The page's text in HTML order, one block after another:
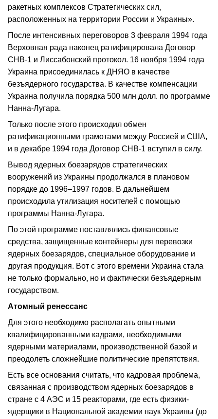
ракетных комплексов Стратегических сил,
расположенных на территории России и Украины».
После интенсивных переговоров 3 февраля 1994 года
Верховная рада наконец ратифицировала Договор
СНВ-1 и Лиссабонский протокол. 16 ноября 1994 года
Украина присоединилась к ДНЯО в качестве
безъядерного государства. В качестве компенсации
Украина получила порядка 500 млн долл. по программе
Нанна-Лугара.
Только после этого происходил обмен
ратификационными грамотами между Россией и США,
и в декабре 1994 года Договор СНВ-1 вступил в силу.
Вывод ядерных боезарядов стратегических
вооружений из Украины продолжался в плановом
порядке до 1996–1997 годов. В дальнейшем
происходила утилизация носителей с помощью
программы Нанна-Лугара.
По этой программе поставлялись финансовые
средства, защищенные контейнеры для перевозки
ядерных боезарядов, специальное оборудование и
другая продукция. Вот с этого времени Украина стала
не только формально, но и фактически безъядерным
государством.
Атомный ренессанс
Для этого необходимо располагать опытными
квалифицированными кадрами, необходимыми
ядерными материалами, производственной базой и
преодолеть сложнейшие политические препятствия.
Есть все основания считать, что кадровая проблема,
связанная с производством ядерных боезарядов в
стране с 4 АЭС и 15 реакторами, где есть физики-
ядерщики в Национальной академии наук Украины (до